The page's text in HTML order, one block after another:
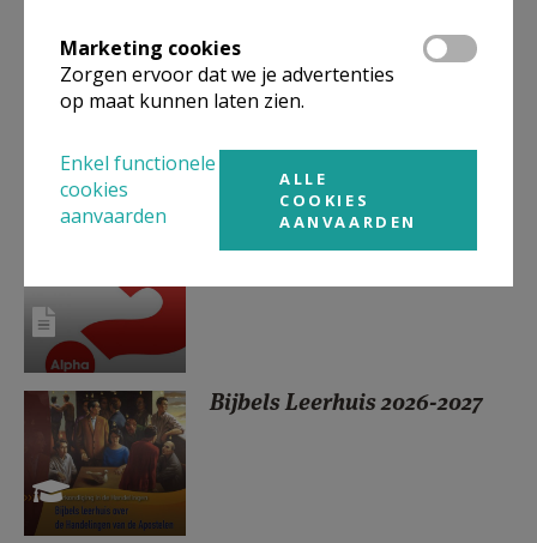
Samen op weg: Van harte
uitgenodigd op onze
Bijbels Leerhuis 2026-2027
Marketing cookies
Zorgen ervoor dat we je advertenties
op maat kunnen laten zien.
Enkel functionele
cookies
aanvaarden
ALLE
COOKIES
AANVAARDEN